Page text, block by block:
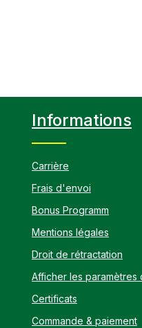
Informations
Carrière
Frais d'envoi
Bonus Programm
Mentions légales
Droit de rétractation
Afficher les paramètres
Certificats
Commande & paiement